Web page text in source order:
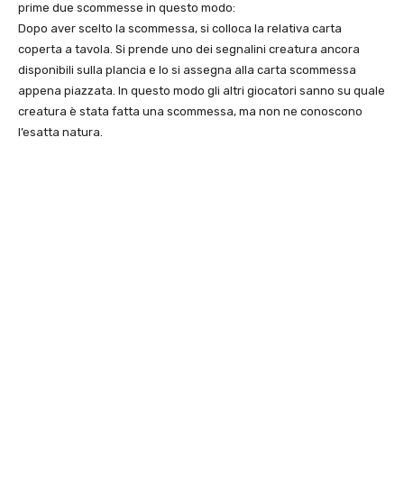
prime due scommesse in questo modo:
Dopo aver scelto la scommessa, si colloca la relativa carta
coperta a tavola. Si prende uno dei segnalini creatura ancora
disponibili sulla plancia e lo si assegna alla carta scommessa
appena piazzata. In questo modo gli altri giocatori sanno su quale
creatura è stata fatta una scommessa, ma non ne conoscono
l’esatta natura.